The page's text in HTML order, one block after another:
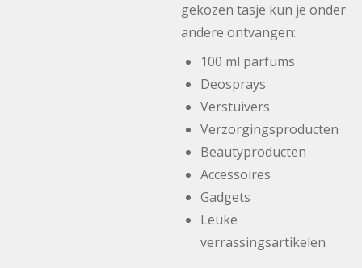
gekozen tasje kun je onder
andere ontvangen:
100 ml parfums
Deosprays
Verstuivers
Verzorgingsproducten
Beautyproducten
Accessoires
Gadgets
Leuke
verrassingsartikelen